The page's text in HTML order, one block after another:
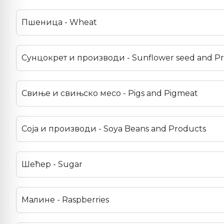
Пшеница - Wheat
Сунцокрет и производи - Sunflower seed and
Свиње и свињско месо - Pigs and Pigmeat
Соја и производи - Soya Beans and Products
Шећер - Sugar
Малине - Raspberries